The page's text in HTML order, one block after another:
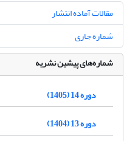
مقالات آماده انتشار
شماره جاری
شماره‌های پیشین نشریه
دوره 14 (1405)
دوره 13 (1404)